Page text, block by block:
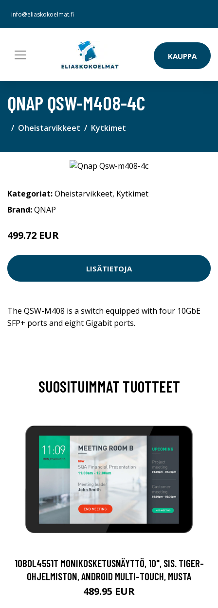
info@eliaskokoelmat.fi
KAUPPA
QNAP QSW-M408-4C
Oheistarvikkeet Kytkimet
Kategoriat:Oheistarvikkeet, Kytkimet
Brand:QNAP
499.72 EUR
LISÄTIETOJA
The QSW-M408 is a switch equipped with four 10GbE
SFP+ ports and eight Gigabit ports.
SUOSITUIMMAT TUOTTEET
10BDL4551T MONIKOSKETUSNÄYTTÖ, 10", SIS. TIGER-
OHJELMISTON, ANDROID MULTI-TOUCH, MUSTA
489.95 EUR